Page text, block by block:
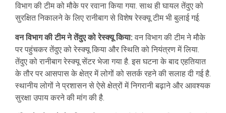
विभाग की टीम को मौके पर रवाना किया गया. साथ ही घायल तेंदुए को
सुरक्षित निकालने के लिए रानीबाग से विशेष रेस्क्यू टीम भी बुलाई गई.
वन विभाग की टीम ने तेंदुए को रेस्क्यू किया: वन विभाग की टीम ने मौके
पर पहुंचकर तेंदुए को रेस्क्यू किया और स्थिति को नियंत्रण में लिया.
तेंदुए को रानीबाग रेस्क्यू सेंटर भेजा गया है. इस घटना के बाद एहतियात
के तौर पर आसपास के क्षेत्र में लोगों को सतर्क रहने की सलाह दी गई है.
स्थानीय लोगों ने प्रशासन से ऐसे क्षेत्रों में निगरानी बढ़ाने और आवश्यक
सुरक्षा उपाय करने की मांग की है.